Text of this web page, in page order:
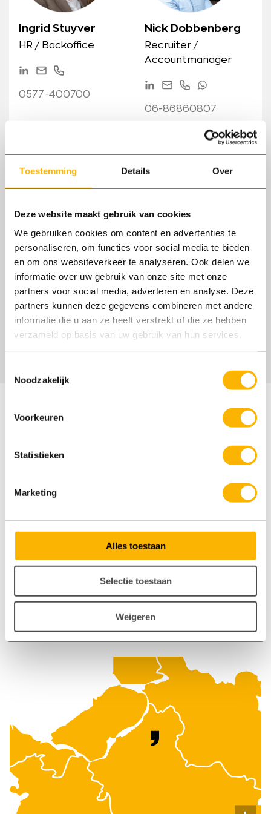
Toestemming Details Over
Deze website maakt gebruik van cookies
We gebruiken cookies om content en advertenties te
personaliseren, om functies voor social media te bieden
en om ons websiteverkeer te analyseren. Ook delen we
informatie over uw gebruik van onze site met onze
partners voor social media, adverteren en analyse. Deze
partners kunnen deze gegevens combineren met andere
informatie die u aan ze heeft verstrekt of die ze hebben
verzameld op basis van uw gebruik van hun services.
Noodzakelijk
Voorkeuren
Statistieken
Marketing
Alles toestaan
Selectie toestaan
Weigeren
Ingrid Stuyver
HR / Backoffice
LinkedIn
MailPhone
Bel
0577-400700
Nick Dobbenberg
Recruiter /
Accountmanager
LinkedIn
Mail Phone
Bel
06-86860807
Theo Bronkhorst
Salesmanager New
Business
LinkedIn
MailPhone
Engels. Wij zijn op maandag t/m vrijdag
Bel ons: 0577 400 700
Reactie binnen 1 werkdag
Kom bij ons langs
06 86860807